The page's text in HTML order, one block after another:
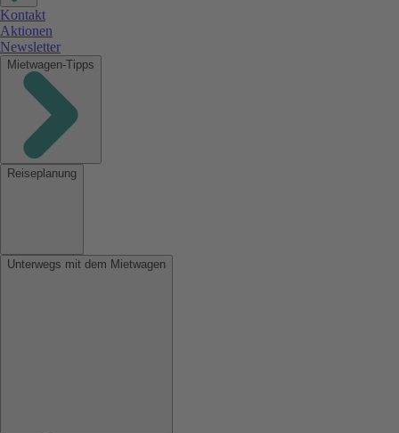
Kontakt
Aktionen
Newsletter
Mietwagen-Tipps
Reiseplanung
Unterwegs mit dem Mietwagen